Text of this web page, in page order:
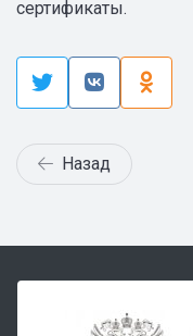
сертификаты.
Назад